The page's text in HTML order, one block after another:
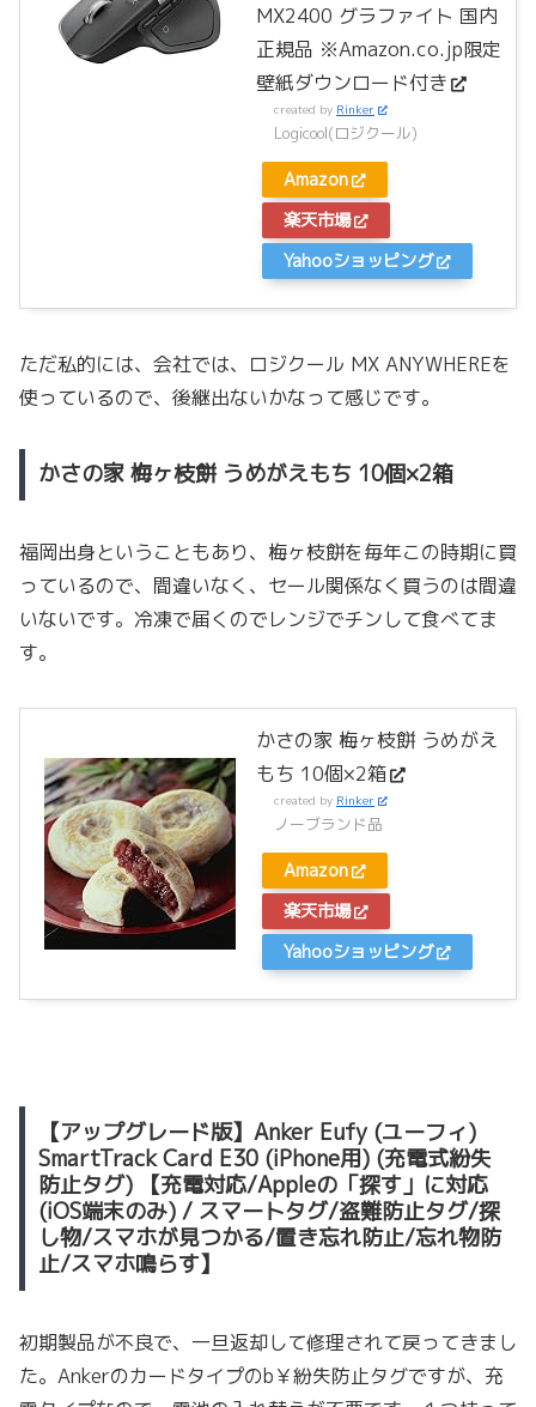
MX2400 グラファイト 国内
正規品 ※Amazon.co.jp限定
壁紙ダウンロード付き
created by Rinker
Logicool(ロジクール)
Amazon
楽天市場
Yahooショッピング
ただ私的には、会社では、ロジクール MX ANYWHEREを
使っているので、後継出ないかなって感じです。
かさの家 梅ヶ枝餅 うめがえもち 10個×2箱
福岡出身ということもあり、梅ヶ枝餅を毎年この時期に買
っているので、間違いなく、セール関係なく買うのは間違
いないです。冷凍で届くのでレンジでチンして食べてま
す。
かさの家 梅ヶ枝餅 うめがえ
もち 10個×2箱
created by Rinker
ノーブランド品
Amazon
楽天市場
Yahooショッピング
【アップグレード版】Anker Eufy (ユーフィ)
SmartTrack Card E30 (iPhone用) (充電式紛失
防止タグ) 【充電対応/Appleの「探す」に対応
(iOS端末のみ) / スマートタグ/盗難防止タグ/探
し物/スマホが見つかる/置き忘れ防止/忘れ物防
止/スマホ鳴らす】
初期製品が不良で、一旦返却して修理されて戻ってきまし
た。Ankerのカードタイプのb￥紛失防止タグですが、充